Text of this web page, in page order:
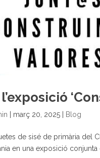
març 20, 2025| Blog
de sisé de primària del
en una exposició